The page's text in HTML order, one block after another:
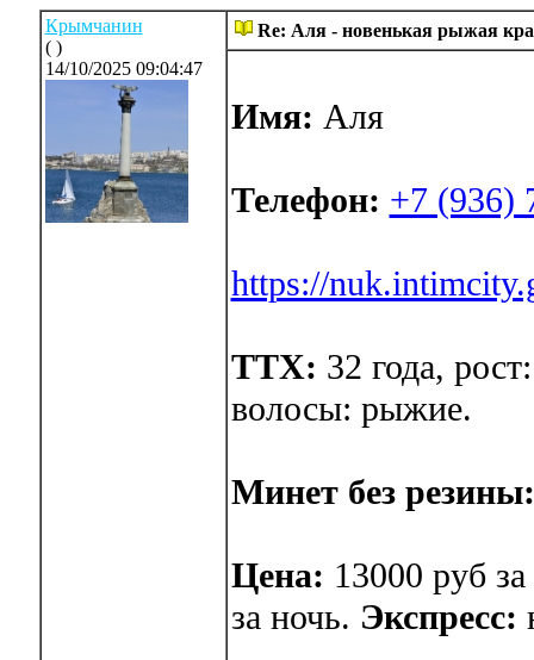
Крымчанин
( )
14/10/2025 09:04:47
Re: Аля - новенькая рыжая
Имя: Аля
Телефон: +7 (936)
https://
ТТХ: 32 года,
волосы: рыжие.
Минет без резины:
Цена: 13000 руб
за ночь. Экспресс: